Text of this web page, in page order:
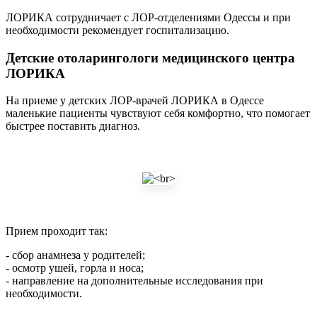
ЛОРИКА сотрудничает с ЛОР-отделениями Одессы и при
необходимости рекомендует госпитализацию.
Детские отоларингологи медицинского центра
ЛОРИКА
На приеме у детских ЛОР-врачей ЛОРИКА в Одессе
маленькие пациенты чувствуют себя комфортно, что помогает
быстрее поставить диагноз.
Прием проходит так:
- сбор анамнеза у родителей;
- осмотр ушей, горла и носа;
- направление на дополнительные исследования при
необходимости.